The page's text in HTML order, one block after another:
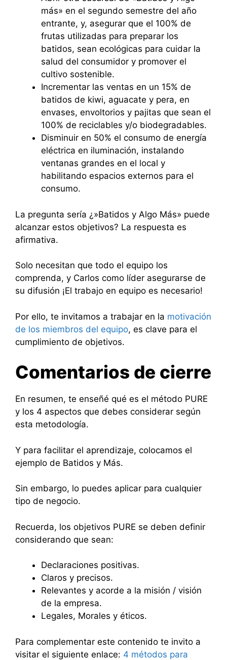
más» en el segundo semestre del año
entrante, y, asegurar que el 100% de
frutas utilizadas para preparar los
batidos, sean ecológicas para cuidar la
salud del consumidor y promover el
cultivo sostenible.
Incrementar las ventas en un 15% de
batidos de kiwi, aguacate y pera, en
envases, envoltorios y pajitas que sean el
100% de reciclables y/o biodegradables.
Disminuir en 50% el consumo de energía
eléctrica en iluminación, instalando
ventanas grandes en el local y
habilitando espacios externos para el
consumo.
La pregunta sería ¿»Batidos y Algo Más» puede
alcanzar estos objetivos? La respuesta es
afirmativa.
Solo necesitan que todo el equipo los
comprenda, y Carlos como líder asegurarse de
su difusión ¡El trabajo en equipo es necesario!
Por ello, te invitamos a trabajar en la motivación
de los miembros del equipo, es clave para el
cumplimiento de objetivos.
Comentarios de cierre
En resumen, te enseñé qué es el método PURE
y los 4 aspectos que debes considerar según
esta metodología.
Y para facilitar el aprendizaje, colocamos el
ejemplo de Batidos y Más.
Sin embargo, lo puedes aplicar para cualquier
tipo de negocio.
Recuerda, los objetivos PURE se deben definir
considerando que sean:
Declaraciones positivas.
Claros y precisos.
Relevantes y acorde a la misión / visión
de la empresa.
Legales, Morales y éticos.
Para complementar este contenido te invito a
visitar el siguiente enlace: 4 métodos para